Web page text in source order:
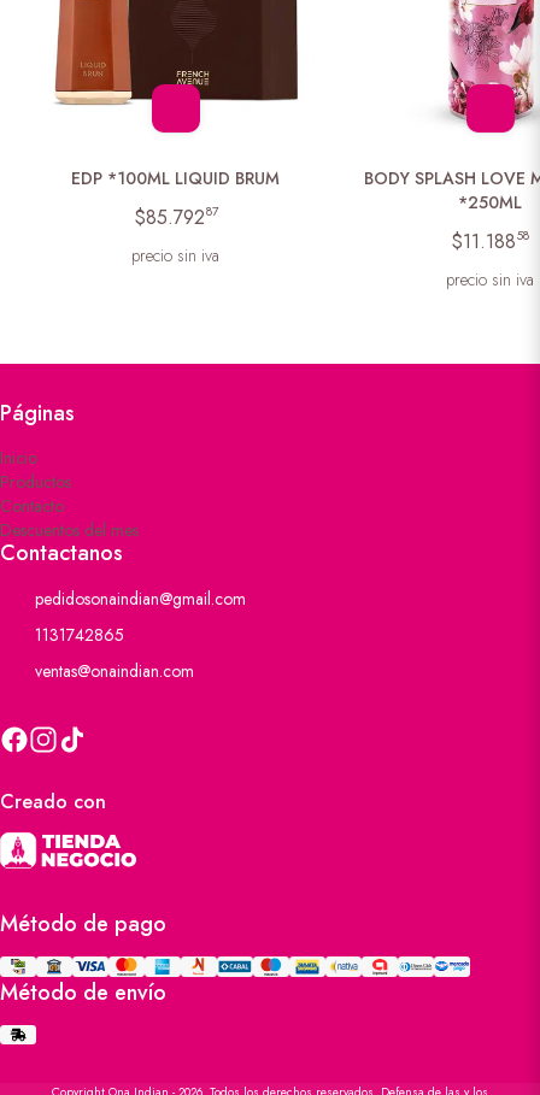
EDP *100ML LIQUID BRUM
$85.79287
precio sin iva
BODY SPLASH LOVE
*250ML
$11.18858
precio sin iva
Páginas
Inicio
Productos
Contacto
Descuentos del mes
Contactanos
pedidosonaindian@gmail.com
1131742865
ventas@onaindian.com
Creado con
Método de pago
Método de envío